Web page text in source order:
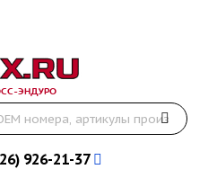
ЭНДУРО
926-21-37